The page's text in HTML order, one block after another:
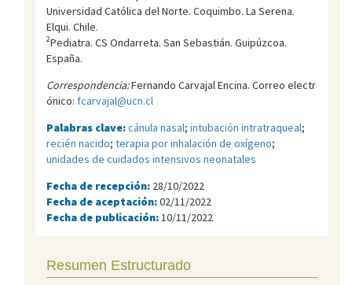
Universidad Católica del Norte. Coquimbo. La Serena.
Elqui. Chile.
2Pediatra. CS Ondarreta. San Sebastián. Guipúzcoa.
España.
Correspondencia:Fernando Carvajal Encina. Correo electr
ónico: fcarvajal@ucn.cl
Palabras clave:cánula nasal; intubación intratraqueal;
recién nacido; terapia por inhalación de oxígeno;
unidades de cuidados intensivos neonatales
Fecha de recepción: 28/10/2022
Fecha de aceptación:02/11/2022
Fecha de publicación: 10/11/2022
Resumen Estructurado